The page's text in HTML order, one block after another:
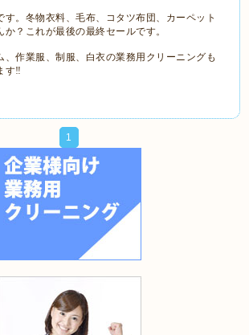
す。冬物衣料、毛布、コタツ布団、カーペット
？これが最後の最終セールです。
、作業服、制服、白衣の業務用クリーニングも
す‼
1